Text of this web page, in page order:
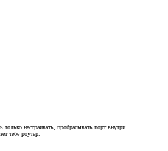
только настраивать, пробрасывать порт внутри
тебе роутер.